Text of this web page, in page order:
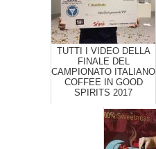
TUTTI I VIDEO DELLA
FINALE DEL
CAMPIONATO ITALIANO
COFFEE IN GOOD
SPIRITS 2017